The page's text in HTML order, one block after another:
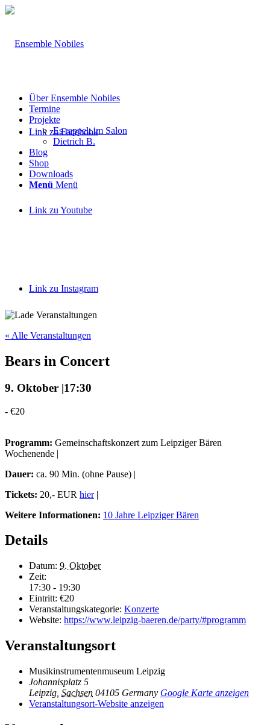
Link zu Facebook
Link zu Youtube
Link zu Instagram
Über Ensemble Nobiles
Termine
Projekte
Es rappelt im Salon
Dietrich B.
Blog
Shop
Downloads
Menü Menü
« Alle Veranstaltungen
Bears in Concert
9. Oktober |17:30
- €20
Programm: Gemeinschaftskonzert zum Leipziger Bären
Wochenende |
Dauer: ca. 90 Min. (ohne Pause) |
Tickets: 20,- EUR hier|
Weitere Informationen: 10 Jahre Leipziger Bären
Details
Datum: 9. Oktober
Zeit:
17:30 - 19:30
Eintritt: €20
Veranstaltungskategorie: Konzerte
Website: https://www.leipzig-baeren.de/party/#programm
Veranstaltungsort
Musikinstrumentenmuseum Leipzig
Johannisplatz 5
Leipzig Sachsen 04105 Germany Google Karte anzeigen
Veranstaltungsort-Website anzeigen